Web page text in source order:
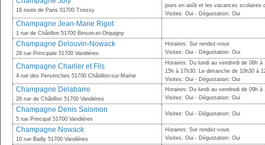
16 route de Paris 51700 Troissy
jours en août et les vacances scolaires
Visites: Oui - Dégustation: Oui
Champagne Jean-Marie Rigot
1 rue de Châtillon 51700 Binson-et-Orquigny
Champagne Delouvin-Nowack
29 rue Principale 51700 Vandières
Horaires: Sur rendez-vous
Visites: Oui - Dégustation: Oui
Champagne Charlier et Fils
4 rue des Pervenches 51700 Châtillon-sur-Marne
Horaires: Du lundi au vendredi de 08h
15h à 17h30. Le dimanche de 10h30 à
Visites: Oui - Dégustation: Oui
Champagne Delabarre
26 rue de Châtillon 51700 Vandières
Horaires: Du lundi au vendredi de 09h
Visites: Oui - Dégustation: Oui
Champagne Denis Salomon
5 rue Principal 51700 Vandières
Visites: Oui - Dégustation: Oui
Champagne Nowack
10 rue Bailly 51700 Vandières
Horaires: Sur rendez-vous
Visites: Oui - Dégustation: Oui